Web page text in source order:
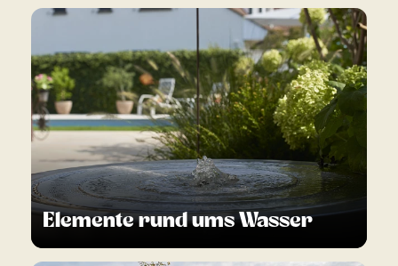
Elemente rund ums Wasser